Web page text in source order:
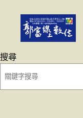
搜尋